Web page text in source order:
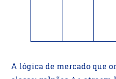
A lógica de mercado que